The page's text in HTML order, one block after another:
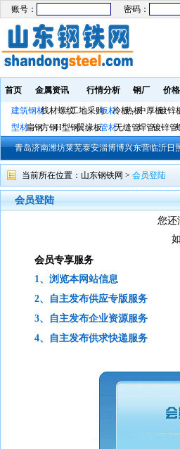
账号： 密码：
首页 金属资讯 行情分析 钢厂 价
建筑钢材线材螺纹工地采购板材冷板热板中厚板镀锌
型材扁钢方钢H型钢翼缘板管材无缝管焊管镀锌管
青岛济南潍坊莱芜泰安淄博博兴东营临沂日
当前所在位置： 山东钢铁网 > 会员登陆
会员登陆
您还
会员专享服务
1、浏览本网站信息
2、自主发布供应专版服务
3、自主发布企业资源服务
4、自主发布供求快递服务